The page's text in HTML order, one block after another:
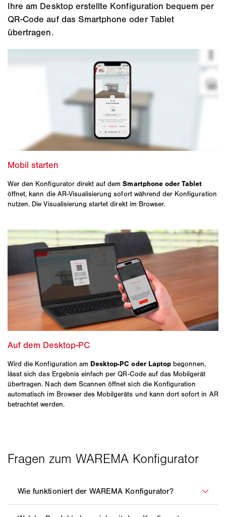
Ihre am Desktop erstellte Konfiguration bequem per
QR‑Code auf das Smartphone oder Tablet
übertragen.
Wer den Konfigurator direkt auf demSmartphone oder Tablet
öffnet, kann die AR‑Visualisierung sofort während der Konfiguration
nutzen. Die Visualisierung startet direkt im Browser.
Wird die Konfiguration am Desktop‑PC oder Laptop begonnen,
lässt sich das Ergebnis einfach per QR‑Code auf das Mobilgerät
übertragen. Nach dem Scannen öffnet sich die Konfiguration
automatisch im Browser des Mobilgeräts und kann dort sofort in AR
betrachtet werden.